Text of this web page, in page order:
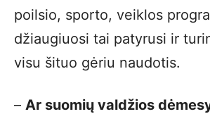
poilsio, sporto, veiklos
džiaugiuosi tai patyrusi ir
visu šituo gėriu naudotis.
– Ar suomių valdžios